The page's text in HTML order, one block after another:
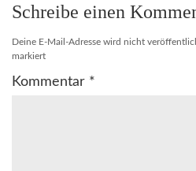
Schreibe einen
Deine E-Mail-Adresse wird nicht
markiert
Kommentar *